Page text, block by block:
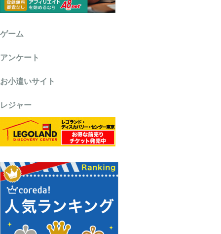
ゲーム
アンケート
お小遣いサイト
レジャー